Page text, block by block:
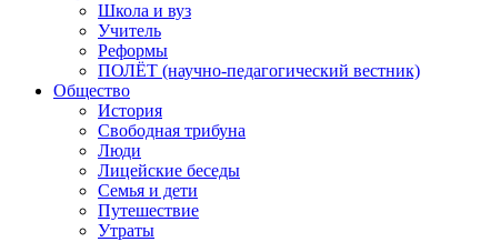
Школа и вуз
Учитель
Реформы
ПОЛЁТ (научно-педагогический вестник)
Общество
История
Свободная трибуна
Люди
Лицейские беседы
Семья и дети
Путешествие
Утраты